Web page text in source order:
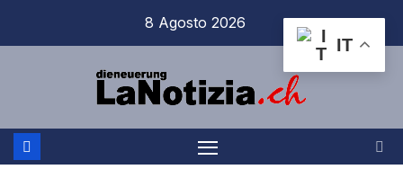
8 Agosto 2026
IT